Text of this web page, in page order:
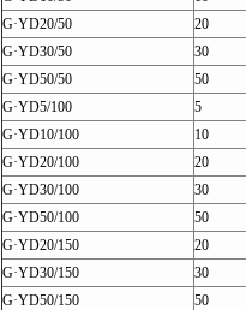
G·YD20/50
20
G·YD30/50
30
G·YD50/50
50
G·YD5/100
5
G·YD10/100
10
G·YD20/100
20
G·YD30/100
30
G·YD50/100
50
G·YD20/150
20
G·YD30/150
30
G·YD50/150
50